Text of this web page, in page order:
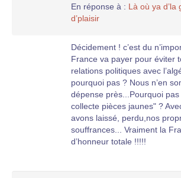
En réponse à : Là où ya d’la
d’plaisir
Décidement ! c’est du
France va payer pour éviter
relations politiques avec
pourquoi pas ? Nous n’en
dépense près...Pourquoi
collecte pièces jaunes" ?
avons laissé, perdu,nos
souffrances... Vraiment la
d’honneur totale !!!!!